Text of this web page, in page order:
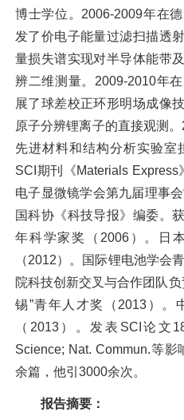
博士学位。2006-2009年在
发了价电子能量过滤扫描透
量损失谱实现对半导体能带
辨二维测量。2009-2010年
展了球差校正环形明场成像
原子分辨锂离子的直接观测
先进材料和结构分析实验室
SCI期刊《Materials
电子显微镜学会第九届理事
国科协《科技导报》编委。
年科学家奖（2006）。日
（2012）。国际锂电池学会
院科技创新交叉与合作团队
锡”青年人才奖（2013）。
（2013）。发表SCI论文
Science; Nat. Commun.等
余篇，他引3000余次。
报告摘要：